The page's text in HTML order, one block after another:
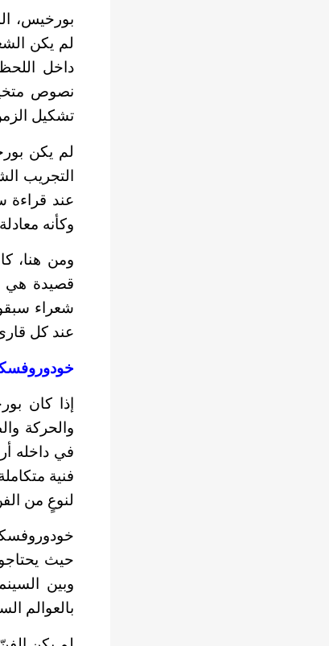
بورخيس،
لم يكن
داخل
نصوص
تشكيل
لم يكن
التجريب
عند قراءة
وكأنه
ومن هنا،
قصيدة هي
شعراء
عند كل
إذا كان
والحركة
في داخله
فنية
لنوعٍ من
حيث
وبين
بالعوالم